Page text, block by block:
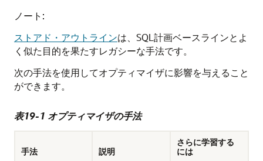
ノート:
ストアド・アウトラインは、SQL計画ベースラインとよ
く似た目的を果たすレガシーな手法です。
次の手法を使用してオプティマイザに影響を与えること
ができます。
表19-1 オプティマイザの手法
手法 説明
さらに学習する
には